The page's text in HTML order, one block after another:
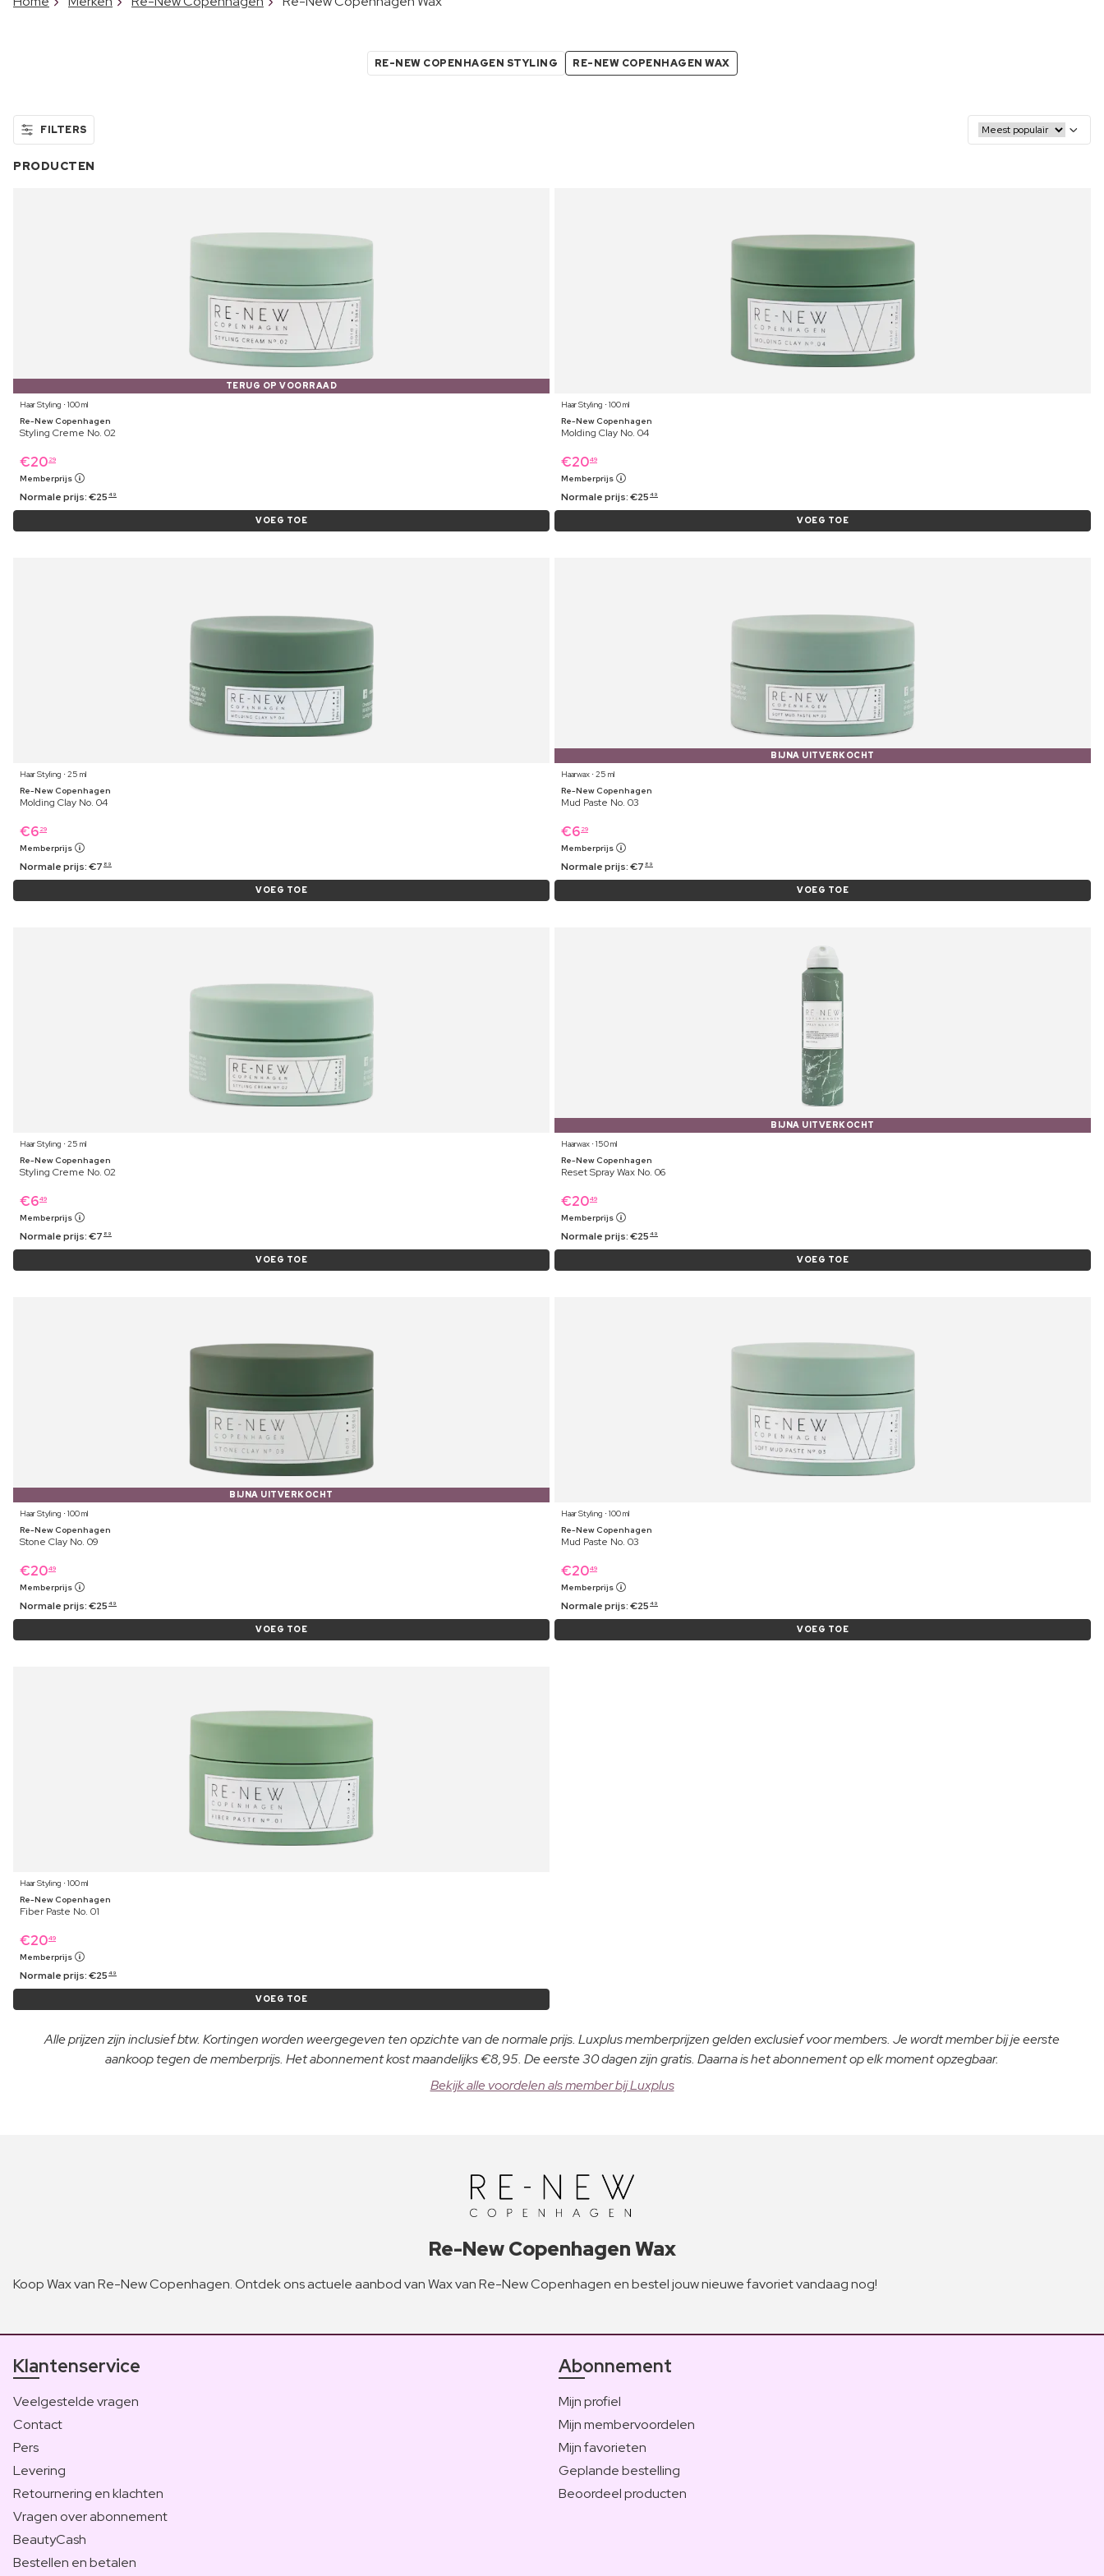
RE-NEW COPENHAGEN STYLING RE-NEW COPENHAGEN WAX
FILTERS
PRODUCTEN
TERUG OP VOORRAAD
Haar Styling ⋅ 100 ml
Re-New Copenhagen
Styling Creme No. 02
€20 29
Memberprijs
Normale prijs:€25 49
VOEG TOE
Haar Styling ⋅ 100 ml
Re-New Copenhagen
Molding Clay No. 04
€2049
Memberprijs
Normale prijs:€25 49
VOEG TOE
Haar Styling ⋅ 25 ml
Re-New Copenhagen
Molding Clay No. 04
€6 29
Memberprijs
Normale prijs:€7 89
VOEG TOE
BIJNA UITVERKOCHT
Haarwax ⋅ 25 ml
Re-New Copenhagen
Mud Paste No. 03
€6 29
Memberprijs
Normale prijs:€7 89
VOEG TOE
Haar Styling ⋅ 25 ml
Re-New Copenhagen
Styling Creme No. 02
€649
Memberprijs
Normale prijs:€7 89
VOEG TOE
BIJNA UITVERKOCHT
Haarwax ⋅ 150 ml
Re-New Copenhagen
Reset Spray Wax No. 06
€2049
Memberprijs
Normale prijs:€25 49
VOEG TOE
BIJNA UITVERKOCHT
Haar Styling ⋅ 100 ml
Re-New Copenhagen
Stone Clay No. 09
€2049
Memberprijs
Normale prijs:€25 49
VOEG TOE
Haar Styling ⋅ 100 ml
Re-New Copenhagen
Mud Paste No. 03
€2049
Memberprijs
Normale prijs:€25 49
VOEG TOE
Haar Styling ⋅ 100 ml
Re-New Copenhagen
Fiber Paste No. 01
€2049
Memberprijs
Normale prijs:€25 49
VOEG TOE
Alle prijzen zijn inclusief btw. Kortingen worden weergegeven ten opzichte van de normale prijs. Luxplus memberprijzen gelden exclusief voor members. Je wordt member bij je eerste
aankoop tegen de memberprijs. Het abonnement kost maandelijks €8,95. De eerste 30 dagen zijn gratis. Daarna is het abonnement op elk moment opzegbaar.
Bekijk alle voordelen als member bij Luxplus
Re-New Copenhagen Wax
Koop Wax van Re-New Copenhagen. Ontdek ons actuele aanbod van Wax van Re-New Copenhagen en bestel jouw nieuwe favoriet vandaag nog!
Klantenservice
Veelgestelde vragen
Contact
Pers
Levering
Retournering en klachten
Vragen over abonnement
BeautyCash
Bestellen en betalen
Abonnement
Mijn profiel
Mijn membervoordelen
Mijn favorieten
Geplande bestelling
Beoordeel producten